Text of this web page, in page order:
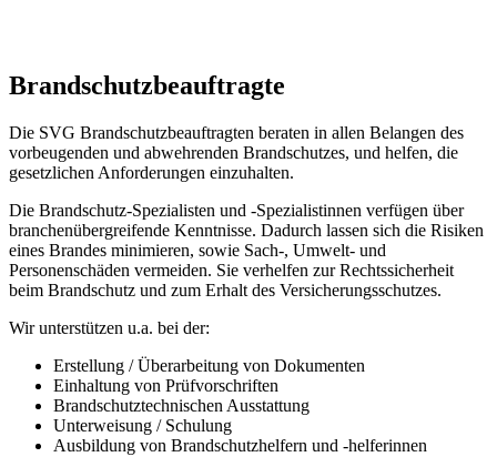
Brandschutzbeauftragte
Die SVG Brandschutzbeauftragten beraten in allen Belangen des
vorbeugenden und abwehrenden Brandschutzes, und helfen, die
gesetzlichen Anforderungen einzuhalten.
Die Brandschutz-Spezialisten und -Spezialistinnen verfügen über
branchenübergreifende Kenntnisse. Dadurch lassen sich die Risiken
eines Brandes minimieren, sowie Sach-, Umwelt- und
Personenschäden vermeiden. Sie verhelfen zur Rechtssicherheit
beim Brandschutz und zum Erhalt des Versicherungsschutzes.
Wir unterstützen u.a. bei der:
Erstellung / Überarbeitung von Dokumenten
Einhaltung von Prüfvorschriften
Brandschutztechnischen Ausstattung
Unterweisung / Schulung
Ausbildung von Brandschutzhelfern und -helferinnen